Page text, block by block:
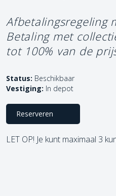
Afbetalingsregeling
Betaling met
tot 100% van de
Status: Beschikbaar
Vestiging: In depot
Reserveren
LET OP! Je kunt maximaal 3